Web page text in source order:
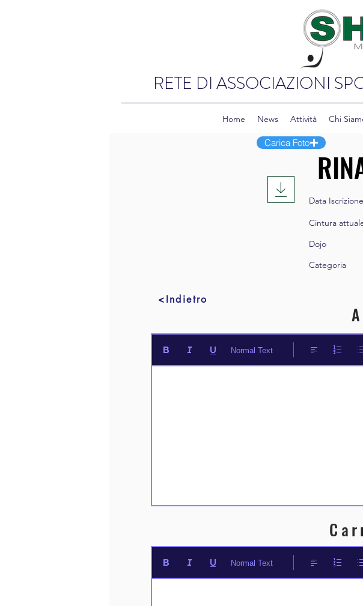
RETE DI ASSOCIAZIONI
Home News Attività Chi
Carica Foto
Data Iscrizione
Cintura
Dojo
Categoria
<Indietro
Normal Text
Normal Text